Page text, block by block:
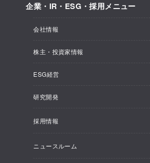
企業・IR・ESG・採用メニュー
会社情報
会社情報トップ
事業概要
企業理念
株主・投資家情報
株主・投資家情報トップ
IRトピックス
経営計画
M.D.C. Holdings, Incの買収について
ESG経営
ESG経営トップ
CEOメッセージ
ESG経営の方針・体制
研究開発
しあわせ住まい研究所
総合住宅研究所
採用情報
ニュースルーム